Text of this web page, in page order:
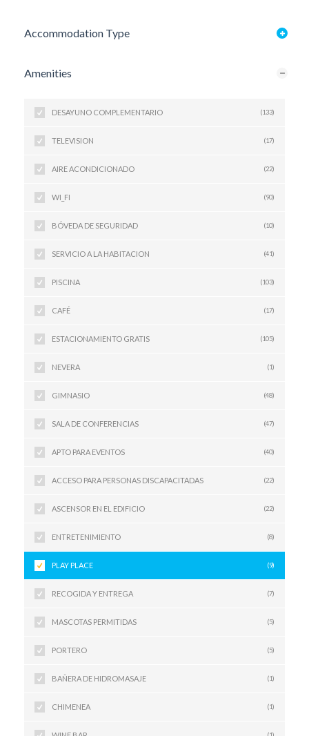
Accommodation Type
Amenities
DESAYUNO COMPLEMENTARIO (133)
TELEVISION (17)
AIRE ACONDICIONADO (22)
WI_FI (90)
BÓVEDA DE SEGURIDAD (10)
SERVICIO A LA HABITACION (41)
PISCINA (103)
CAFÉ (17)
ESTACIONAMIENTO GRATIS (105)
NEVERA (1)
GIMNASIO (48)
SALA DE CONFERENCIAS (47)
APTO PARA EVENTOS (40)
ACCESO PARA PERSONAS DISCAPACITADAS (22)
ASCENSOR EN EL EDIFICIO (22)
ENTRETENIMIENTO (8)
PLAY PLACE (9)
RECOGIDA Y ENTREGA (7)
MASCOTAS PERMITIDAS (5)
PORTERO (5)
BAÑERA DE HIDROMASAJE (1)
CHIMENEA (1)